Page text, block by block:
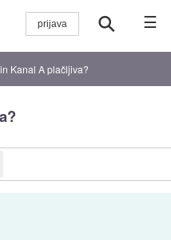
☰
Kanal A plačljiva?